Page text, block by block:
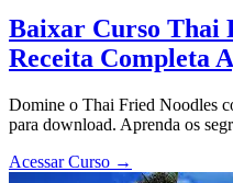
Baixar Curso Thai
Receita Completa
Domine o Thai Fried Noodles
para download. Aprenda os
Acessar Curso →